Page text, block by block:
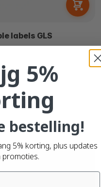
labels GLS
5%
bestelling!
5% korting, plus updates
promoties.